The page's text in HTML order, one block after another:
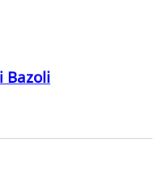
Bazoli